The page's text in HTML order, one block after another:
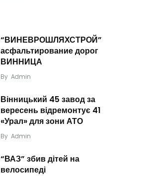
“ВИНЕВРОШЛЯХСТРОЙ”
асфальтирование дорог
ВИННИЦА
By Admin
Вінницький 45 завод за
вересень відремонтує 41
«Урал» для зони АТО
By Admin
“ВАЗ” збив дітей на
велосипеді